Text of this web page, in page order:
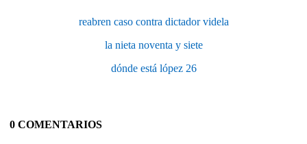
reabren caso contra dictador videla
la nieta noventa y siete
dónde está lópez 26
0 COMENTARIOS